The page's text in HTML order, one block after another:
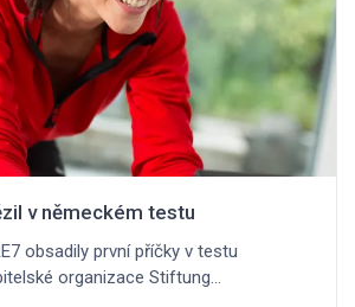
v německém testu
obsadily první příčky v testu
organizace Stiftung…